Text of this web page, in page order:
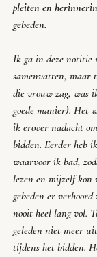
pleiten en
gebeden.
Ik ga in deze notitie
samenvatten, maar
die vrouw zag, was
goede manier). Het
ik erover nadacht
bidden. Eerder heb
waarvoor ik bad,
lezen en mijzelf kon
gebeden er
nooit heel lang vol.
geleden niet meer
tijdens het bidden.